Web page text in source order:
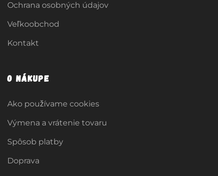
Ochrana osobných údajov
Veľkoobchod
Kontakt
O nákupe
Ako používame cookies
Výmena a vrátenie tovaru
Spôsob platby
Doprava